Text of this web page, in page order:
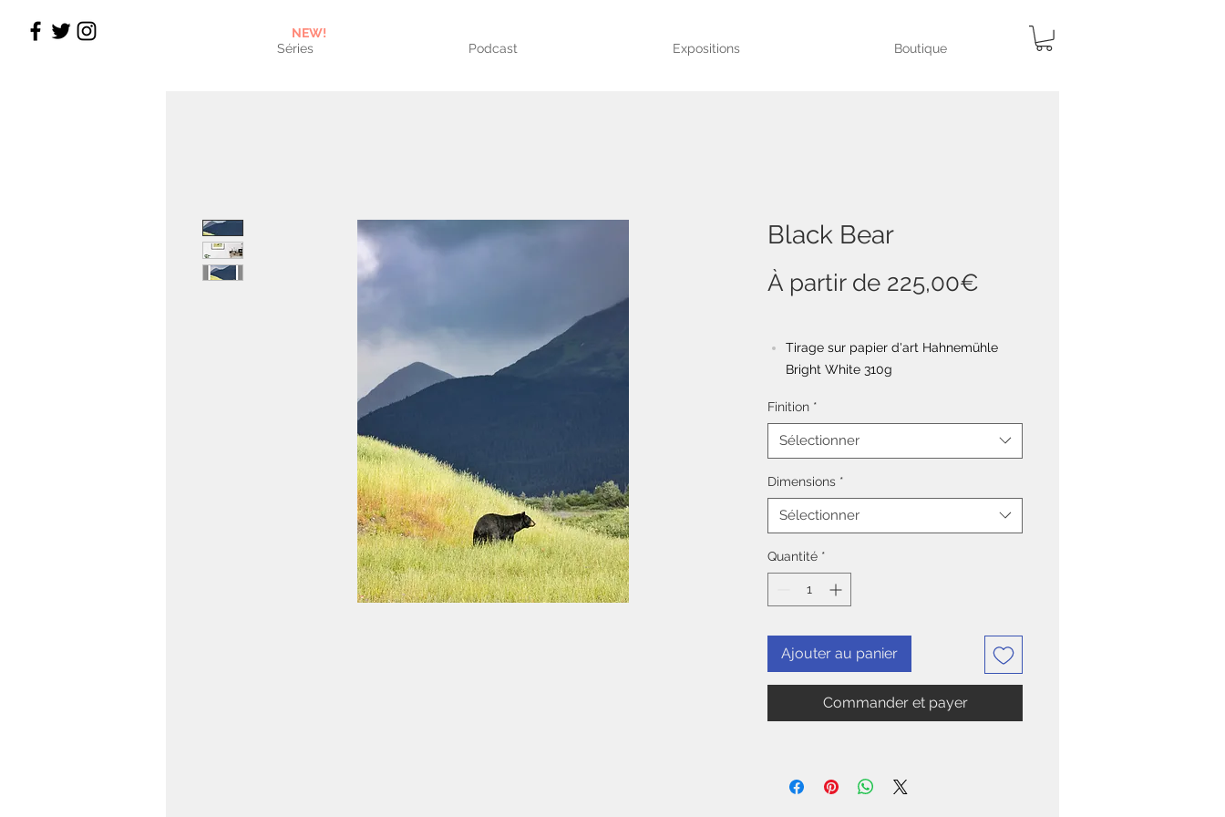
Séries Podcast Expositions Boutique
NEW!
Black Bear
À partir de 225,00€
Tirage sur papier d'art Hahnemühle
Bright White 310g
Contrecollage sur plaque d'alu-dibond
Barres d'accroche au dos
Finition *
Sélectionner
Dimensions *
Sélectionner
Quantité *
Ajouter au panier
Commander et payer